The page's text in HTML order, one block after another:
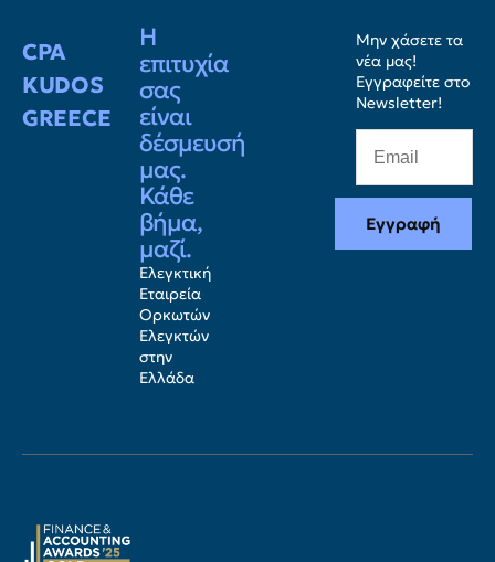
CPA
KUDOS
GREECE
Η
επιτυχία
σας
είναι
δέσμευσή
μας.
Κάθε
βήμα,
μαζί.
Ελεγκτική
Εταιρεία
Ορκωτών
Ελεγκτών
στην
Ελλάδα
Μην χάσετε τα
νέα μας!
Εγγραφείτε στο
Newsletter!
Εγγραφή